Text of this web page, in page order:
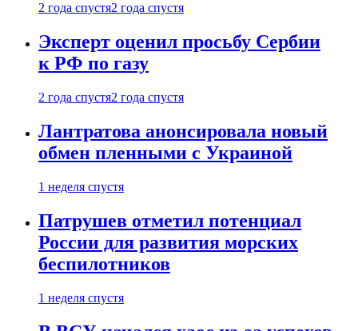
2 года спустя2 года спустя
Эксперт оценил просьбу Сербии
к РФ по газу
2 года спустя2 года спустя
Лантратова анонсировала новый
обмен пленными с Украиной
1 неделя спустя
Патрушев отметил потенциал
России для развития морских
беспилотников
1 неделя спустя